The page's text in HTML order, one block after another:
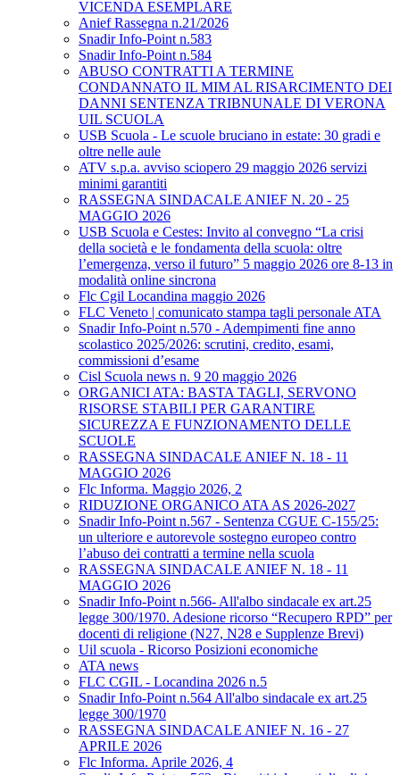
VICENDA ESEMPLARE
Anief Rassegna n.21/2026
Snadir Info-Point n.583
Snadir Info-Point n.584
ABUSO CONTRATTI A TERMINE
CONDANNATO IL MIM AL RISARCIMENTO DEI
DANNI SENTENZA TRIBNUNALE DI VERONA
UIL SCUOLA
USB Scuola - Le scuole bruciano in estate: 30 gradi e
oltre nelle aule
ATV s.p.a. avviso sciopero 29 maggio 2026 servizi
minimi garantiti
RASSEGNA SINDACALE ANIEF N. 20 - 25
MAGGIO 2026
USB Scuola e Cestes: Invito al convegno “La crisi
della società e le fondamenta della scuola: oltre
l’emergenza, verso il futuro” 5 maggio 2026 ore 8-13 in
modalità online sincrona
Flc Cgil Locandina maggio 2026
FLC Veneto | comunicato stampa tagli personale ATA
Snadir Info-Point n.570 - Adempimenti fine anno
scolastico 2025/2026: scrutini, credito, esami,
commissioni d’esame
Cisl Scuola news n. 9 20 maggio 2026
ORGANICI ATA: BASTA TAGLI, SERVONO
RISORSE STABILI PER GARANTIRE
SICUREZZA E FUNZIONAMENTO DELLE
SCUOLE
RASSEGNA SINDACALE ANIEF N. 18 - 11
MAGGIO 2026
Flc Informa. Maggio 2026, 2
RIDUZIONE ORGANICO ATA AS 2026-2027
Snadir Info-Point n.567 - Sentenza CGUE C‑155/25:
un ulteriore e autorevole sostegno europeo contro
l’abuso dei contratti a termine nella scuola
RASSEGNA SINDACALE ANIEF N. 18 - 11
MAGGIO 2026
Snadir Info-Point n.566- All'albo sindacale ex art.25
legge 300/1970. Adesione ricorso “Recupero RPD” per
docenti di religione (N27, N28 e Supplenze Brevi)
Uil scuola - Ricorso Posizioni economiche
ATA news
FLC CGIL - Locandina 2026 n.5
Snadir Info-Point n.564 All'albo sindacale ex art.25
legge 300/1970
RASSEGNA SINDACALE ANIEF N. 16 - 27
APRILE 2026
Flc Informa. Aprile 2026, 4